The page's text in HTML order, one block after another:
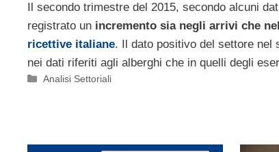
Il secondo trimestre del 2015, secondo alcuni
registrato un incremento sia negli arrivi che
ricettive italiane. Il dato positivo del settore nel
nei dati riferiti agli alberghi che in quelli degli
Categorie
Analisi Settoriali